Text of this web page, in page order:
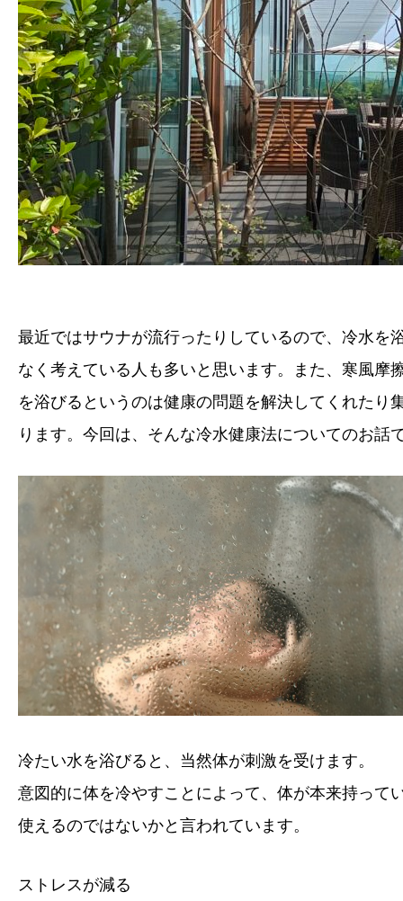
最近ではサウナが流行ったりしているので、冷水を
なく考えている人も多いと思います。また、寒風摩
を浴びるというのは健康の問題を解決してくれた
ります。今回は、そんな冷水健康法についてのお話
冷たい水を浴びると、当然体が刺激を受けます。
意図的に体を冷やすことによって、体が本来持って
使えるのではないかと言われています。
ストレスが減る